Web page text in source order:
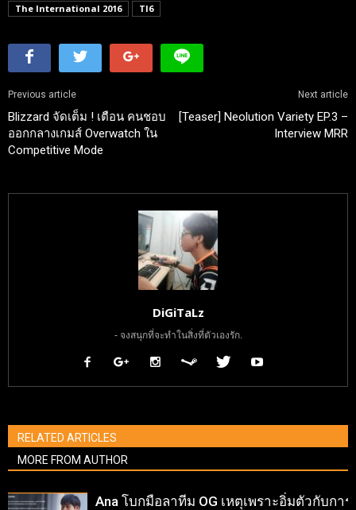
The International 2016
TI6
Previous article
Blizzard จัดเต็ม ! เตือน คนชอบ
ออกกลางเกมส์ Overwatch ใน
Competitive Mode
Next article
[Teaser] Neolution Variety EP.3 –
Interview MRR
DiGiTaLz
- จงสนุกที่จะทำในสิ่งที่ตัวเองรัก.
RELATED ARTICLES
MORE FROM AUTHOR
Ana โบกมือลาทีม OG เหตุเพราะอิ่มตัวกับการ